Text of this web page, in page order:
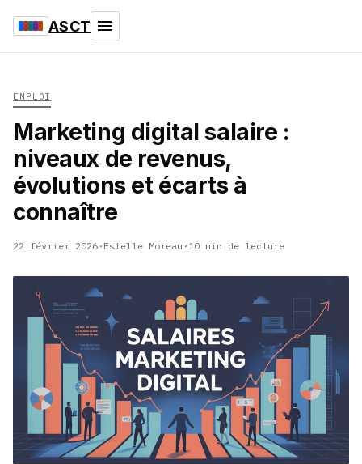
ASCT
EMPLOI
Marketing digital salaire :
niveaux de revenus,
évolutions et écarts à
connaître
22 février 2026 · Estelle Moreau · 10 min de lecture